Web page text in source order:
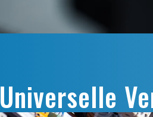
Universelle